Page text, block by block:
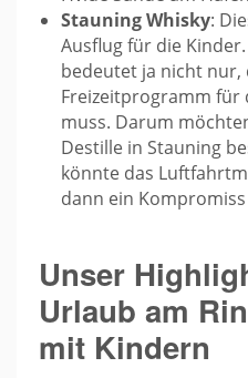
Stauning Whisky:
Ausflug für die
bedeutet ja nicht nur,
Freizeitprogramm für
muss. Darum
Destille in Stauning
könnte das
dann ein
Unser
Urlaub am
mit Kindern